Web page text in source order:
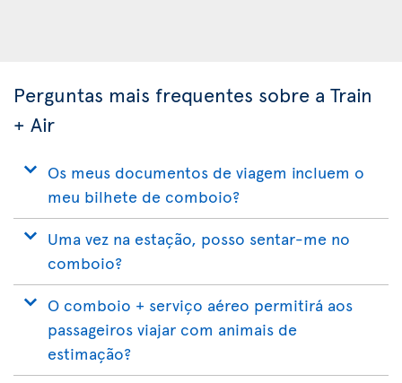
Perguntas mais frequentes sobre a Train
+ Air
Os meus documentos de viagem incluem o
meu bilhete de comboio?
Uma vez na estação, posso sentar-me no
comboio?
O comboio + serviço aéreo permitirá aos
passageiros viajar com animais de
estimação?